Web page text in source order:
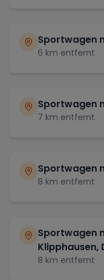
Sportwagen
6 km entfernt
Sportwagen
7 km entfernt
Sportwagen
8 km entfernt
Sportwagen
Klipphausen,
8 km entfernt